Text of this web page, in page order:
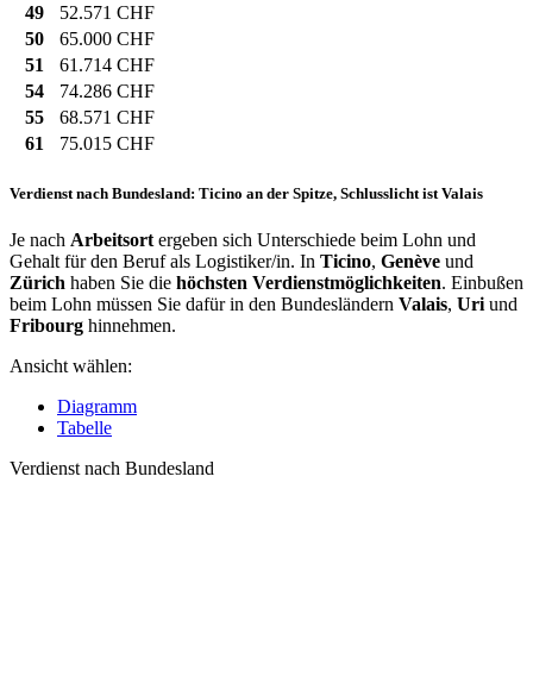
49
52.571 CHF
50
65.000 CHF
51
61.714 CHF
54
74.286 CHF
55
68.571 CHF
61
75.015 CHF
Verdienst nach Bundesland: Ticino an der Spitze, Schlusslicht ist Valais
Je nach Arbeitsort ergeben sich Unterschiede beim Lohn und
Gehalt für den Beruf als Logistiker/in. In Ticino, Genève und
Zürich haben Sie die höchsten Verdienstmöglichkeiten. Einbußen
beim Lohn müssen Sie dafür in den Bundesländern Valais, Uri und
Fribourg hinnehmen.
Ansicht wählen:
Diagramm
Tabelle
Verdienst nach Bundesland